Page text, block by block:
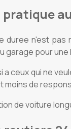
pratique
duree n'est
garage pour
a ceux qui ne
moins de